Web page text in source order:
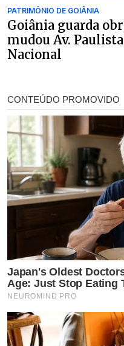
PATRIMÔNIO DE GOIÂNIA
Goiânia guarda
mudou Av.
Nacional